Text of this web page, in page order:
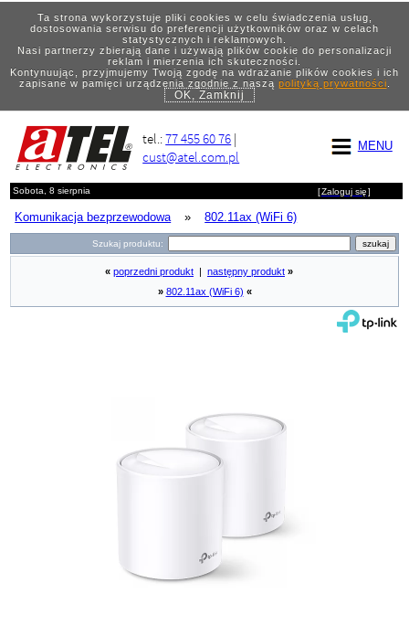
Ta strona wykorzystuje pliki cookies w celu świadczenia usług,
dostosowania serwisu do preferencji użytkowników oraz w celach
statystycznych i reklamowych.
Nasi partnerzy zbierają dane i używają plików cookie do personalizacji
reklam i mierzenia ich skuteczności.
Kontynuując, przyjmujemy Twoją zgodę na wdrażanie plików cookies i ich
zapisane w pamięci urządzenia zgodnie z naszą polityką prywatności.
OK, Zamknij
MENU
tel.:77 455 60 76 |
cust@atel.com.pl
Sobota, 8 sierpnia [Zaloguj się]
Komunikacja bezprzewodowa » 802.11ax (WiFi 6)
Szukaj produktu:
« poprzedni produkt następny produkt »
» 802.11ax (WiFi 6) «